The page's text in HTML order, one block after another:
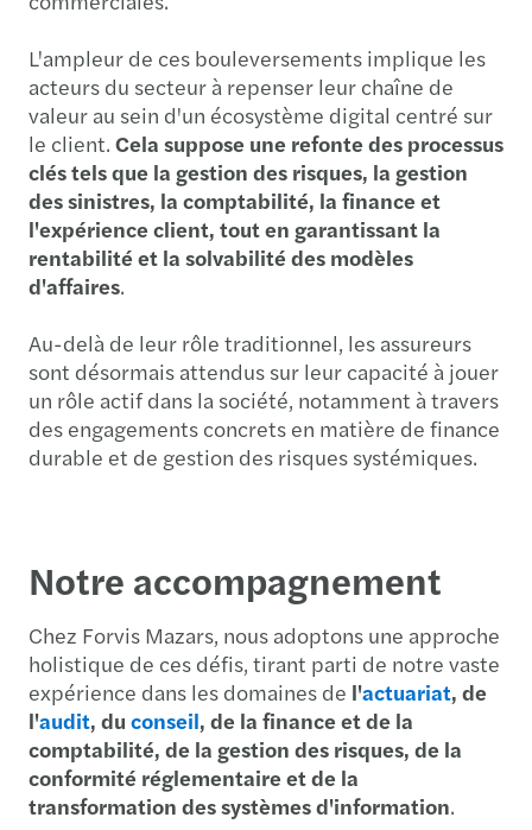
acteurs du secteur à repenser leur chaîne de
valeur au sein d'un écosystème digital centré sur
le client. Cela suppose une refonte des processus
clés tels que la gestion des risques, la gestion
des sinistres, la comptabilité, la finance et
l'expérience client, tout en garantissant la
rentabilité et la solvabilité des modèles
d'affaires.
sont désormais attendus sur leur capacité à jouer
un rôle actif dans la société, notamment à travers
des engagements concrets en matière de finance
durable et de gestion des risques systémiques.
Notre accompagnement
holistique de ces défis, tirant parti de notre vaste
expérience dans les domaines del' actuariat, de
l'audit, duconseil, de la finance et de la
comptabilité, de la gestion des risques, de la
conformité réglementaire et de la
transformation des systèmes d'information